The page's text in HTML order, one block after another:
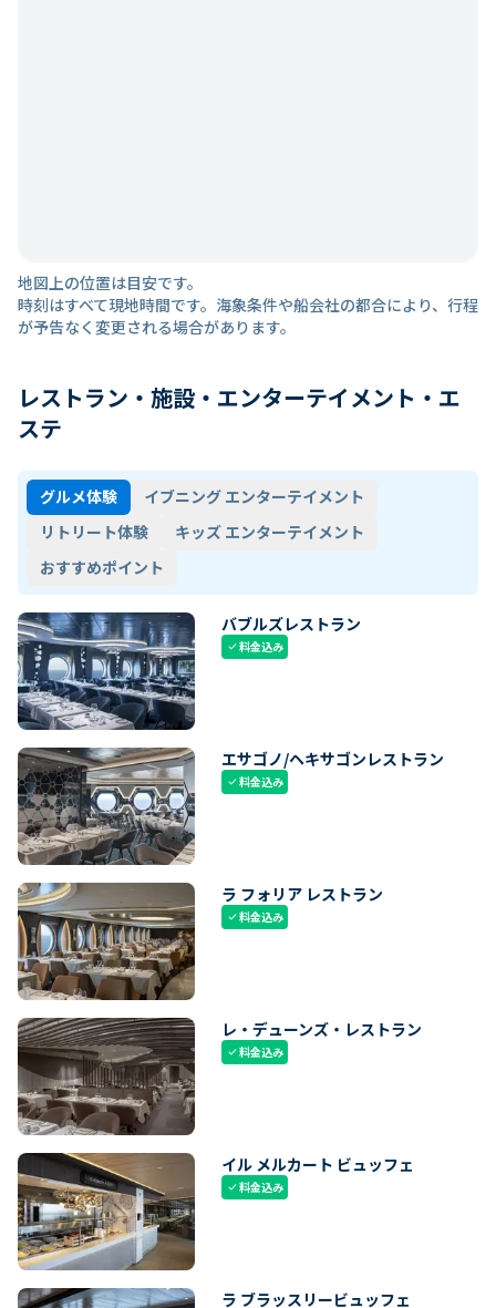
地図上の位置は目安です。
時刻はすべて現地時間です。海象条件や船会社の都合により、行程
が予告なく変更される場合があります。
レストラン・施設・エンターテイメント・エ
ステ
グルメ体験
イブニング エンターテイメント
リトリート体験
キッズ エンターテイメント
おすすめポイント
バブルズレストラン
check料金込み
エサゴノ/ヘキサゴンレストラン
check料金込み
ラ フォリア レストラン
check料金込み
レ・デューンズ・レストラン
check料金込み
イル メルカート ビュッフェ
check料金込み
ラ ブラッスリービュッフェ